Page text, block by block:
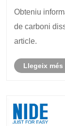
Obteniu
de carboni
article.
Llegeix més